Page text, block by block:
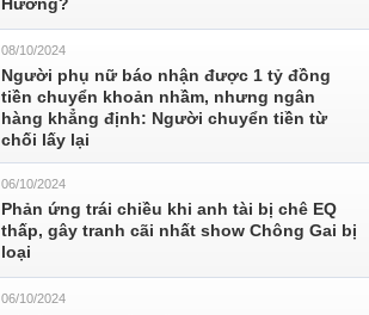
08/10/2024
Người phụ nữ báo nhận được 1 tỷ đồng
tiền chuyển khoản nhầm, nhưng ngân
hàng khẳng định: Người chuyển tiền từ
chối lấy lại
06/10/2024
Phản ứng trái chiều khi anh tài bị chê EQ
thấp, gây tranh cãi nhất show Chông Gai bị
loại
06/10/2024